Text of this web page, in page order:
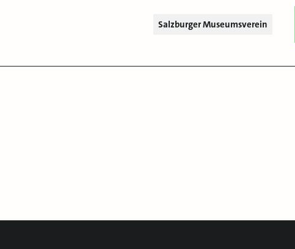
Salzburger Museumsverein